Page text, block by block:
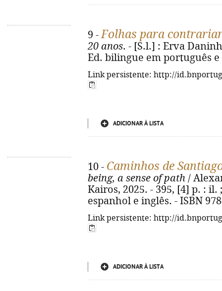
9 -Folhas para
20 anos. - [S.l.] : Erva
Ed. bilingue em português e
Link persistente: http://
ADICIONAR À LISTA
10 - Caminhos de
being, a sense of path /
Kairos, 2025. - 395, [4] p. :
espanhol e inglês. - ISBN
Link persistente: http://
ADICIONAR À LISTA